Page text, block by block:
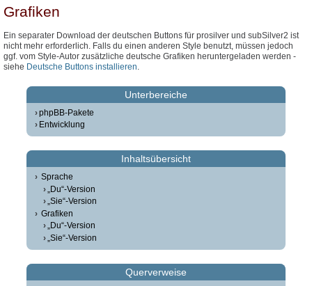
Grafiken
Ein separater Download der deutschen Buttons für prosilver und subSilver2 ist
nicht mehr erforderlich. Falls du einen anderen Style benutzt, müssen jedoch
ggf. vom Style-Autor zusätzliche deutsche Grafiken heruntergeladen werden -
siehe Deutsche Buttons installieren.
Unterbereiche
phpBB-Pakete
Entwicklung
Inhaltsübersicht
Sprache
„Du“-Version
„Sie“-Version
Grafiken
„Du“-Version
„Sie“-Version
Querverweise